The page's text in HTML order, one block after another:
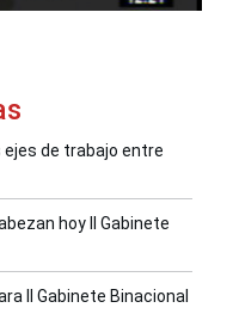
de trabajo entre
hoy II Gabinete
II Gabinete Binacional